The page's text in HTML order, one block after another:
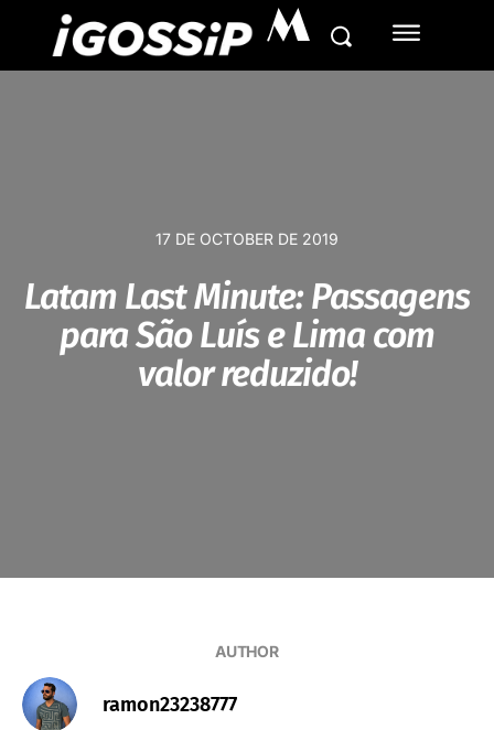
M
17 DE OCTOBER DE 2019
Latam Last Minute: Passagens
para São Luís e Lima com
valor reduzido!
AUTHOR
ramon23238777